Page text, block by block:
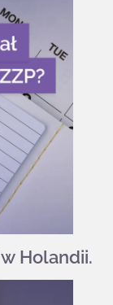
Holandii.